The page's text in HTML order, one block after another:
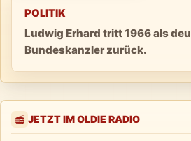
POLITIK
Ludwig Erhard tritt 1966 als
Bundeskanzler zurück.
📻 JETZT IM OLDIE RADIO